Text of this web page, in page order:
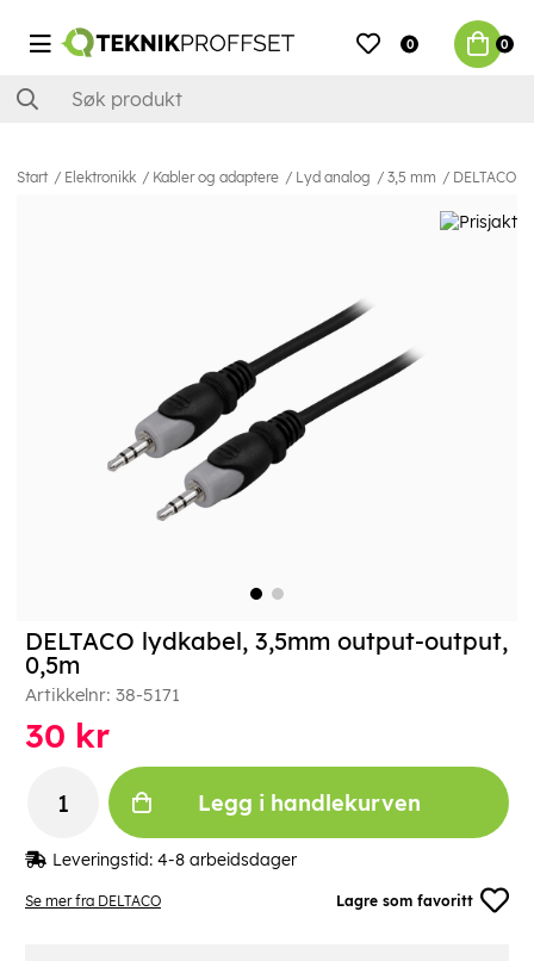
0 0
Start Elektronikk Kabler og adaptere Lyd analog 3,5 mm DELTACO
Se mer fra DELTACO Lagre som favoritt
DELTACO lydkabel, 3,5mm output-output,
0,5m
Artikkelnr: 38-5171
30 kr
Legg i handlekurven
Leveringstid: 4-8 arbeidsdager